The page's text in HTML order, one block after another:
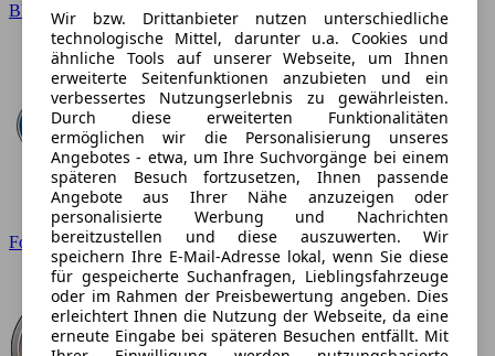
BMW
Ford
Wir bzw. Drittanbieter nutzen unterschiedliche
technologische Mittel, darunter u.a. Cookies und
ähnliche Tools auf unserer Webseite, um Ihnen
erweiterte Seitenfunktionen anzubieten und ein
verbessertes Nutzungserlebnis zu gewährleisten.
Durch diese erweiterten Funktionalitäten
ermöglichen wir die Personalisierung unseres
Angebotes - etwa, um Ihre Suchvorgänge bei einem
späteren Besuch fortzusetzen, Ihnen passende
Angebote aus Ihrer Nähe anzuzeigen oder
personalisierte Werbung und Nachrichten
bereitzustellen und diese auszuwerten. Wir
speichern Ihre E-Mail-Adresse lokal, wenn Sie diese
für gespeicherte Suchanfragen, Lieblingsfahrzeuge
oder im Rahmen der Preisbewertung angeben. Dies
erleichtert Ihnen die Nutzung der Webseite, da eine
erneute Eingabe bei späteren Besuchen entfällt. Mit